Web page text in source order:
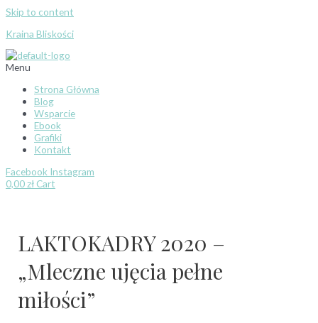
Skip to content
Kraina Bliskości
Menu
Strona Główna
Blog
Wsparcie
Ebook
Grafiki
Kontakt
Facebook Instagram
0,00zł Cart
LAKTOKADRY 2020 –
„Mleczne ujęcia pełne
miłości”